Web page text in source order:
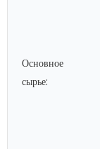
Основное
сырье: